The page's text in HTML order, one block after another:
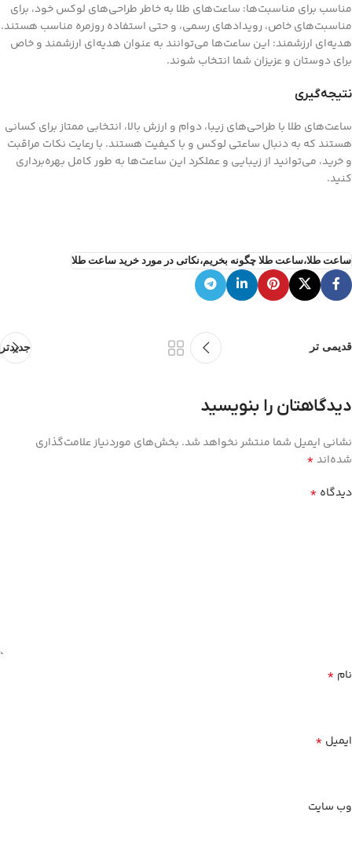
مناسب برای مناسبت‌ها: ساعت‌های طلا به خاطر طراحی‌های لوکس خود، برای
مناسبت‌های خاص، رویدادهای رسمی، و حتی استفاده روزمره مناسب هستند.
هدیه‌ای ارزشمند: این ساعت‌ها می‌توانند به عنوان هدیه‌ای ارزشمند و خاص
برای دوستان و عزیزان شما انتخاب شوند.
نتیجه‌گیری
ساعت‌های طلا با طراحی‌های زیبا، دوام و ارزش بالا، انتخابی ممتاز برای کسانی
هستند که به دنبال ساعتی لوکس و با کیفیت هستند. با رعایت نکات مراقبت
و خرید، می‌توانید از زیبایی و عملکرد این ساعت‌ها به طور کامل بهره‌برداری
کنید.
ساعت طلا،ساعت طلا چگونه بخریم،نکاتی در مورد خرید ساعت طلا
جدیدتر قدیمی تر
دیدگاهتان را بنویسید
نشانی ایمیل شما منتشر نخواهد شد. بخش‌های موردنیاز علامت‌گذاری
شده‌اند*
دیدگاه *
نام *
ایمیل *
وب‌ سایت